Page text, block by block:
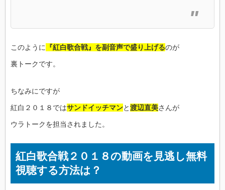
このように 『紅白歌合戦』を副音声で盛り上げるのが
裏トークです。
ちなみにですが
紅白２０１８ではサンドイッチマンと渡辺直美さんが
ウラトークを担当されました。
紅白歌合戦２０１８の動画を見逃し無料
視聴する方法は？